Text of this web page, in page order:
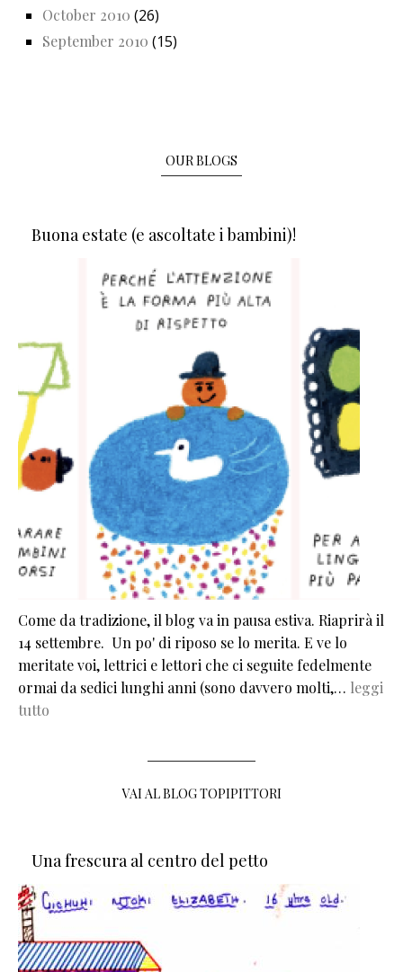
October 2010 (26)
September 2010 (15)
OUR BLOGS
Buona estate (e ascoltate i bambini)!
Come da tradizione, il blog va in pausa estiva. Riaprirà il
14 settembre. Un po' di riposo se lo merita. E ve lo
meritate voi, lettrici e lettori che ci seguite fedelmente
ormai da sedici lunghi anni (sono davvero molti,… leggi
tutto
VAI AL BLOG TOPIPITTORI
Una frescura al centro del petto